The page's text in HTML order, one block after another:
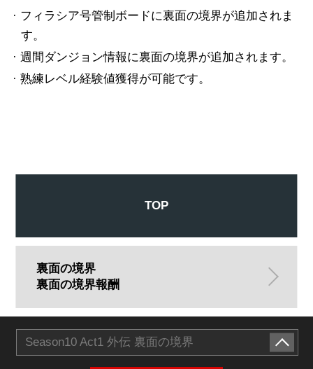
· フィラシア号管制ボードに裏面の境界が追加されま
す。
· 週間ダンジョン情報に裏面の境界が追加されます。
· 熟練レベル経験値獲得が可能です。
TOP
裏面の境界
裏面の境界報酬
Season10 Act1 外伝 裏面の境界